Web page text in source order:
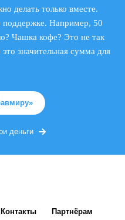
делать только вместе.
Например, 50
Чашка кофе? Это не так
значительная сумма для
деньги
Контакты Партнёрам